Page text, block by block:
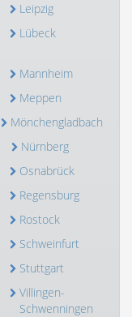
Leipzig
Lübeck
Mannheim
Meppen
Mönchengladbach
Nürnberg
Osnabrück
Regensburg
Rostock
Schweinfurt
Stuttgart
Villingen-
Schwenningen